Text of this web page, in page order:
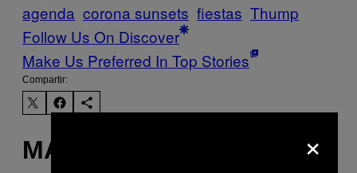
agenda corona sunsets fiestas Thump
Follow Us On Discover
Make Us Preferred In Top Stories
Compartir:
MÁS DE LO MISMO ×